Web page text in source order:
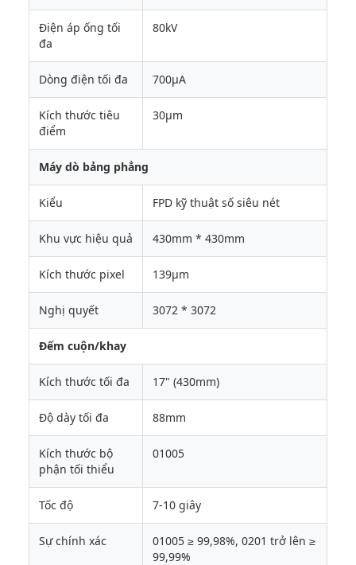
Điện áp ống tối
đa
80kV
Dòng điện tối đa 700μA
Kích thước tiêu
điểm
30μm
Máy dò bảng phẳng
Kiểu FPD kỹ thuật số siêu nét
Khu vực hiệu quả 430mm * 430mm
Kích thước pixel 139μm
Nghị quyết 3072 * 3072
Đếm cuộn/khay
Kích thước tối đa 17" (430mm)
Độ dày tối đa 88mm
Kích thước bộ
phận tối thiểu
01005
Tốc độ 7-10 giây
Sự chính xác
01005 ≥ 99,98%, 0201 trở lên ≥
99,99%